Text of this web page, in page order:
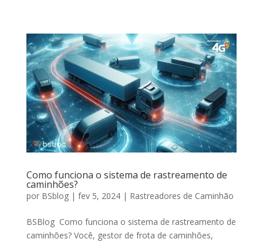
Como funciona o sistema de rastreamento de
caminhões?
por BSblog| fev 5, 2024| Rastreadores de Caminhão
BSBlog Como funciona o sistema de rastreamento de
caminhões? Você, gestor de frota de caminhões,